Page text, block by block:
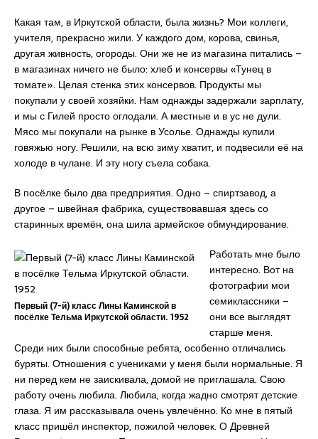
Какая там, в Иркутской области, была жизнь? Мои коллеги,
учителя, прекрасно жили. У каждого дом, корова, свинья,
другая живность, огороды. Они же не из магазина питались –
в магазинах ничего не было: хлеб и консервы «Тунец в
томате». Целая стенка этих консервов. Продукты мы
покупали у своей хозяйки. Нам однажды задержали зарплату,
и мы с Гилей просто оглодали. А местные и в ус не дули.
Мясо мы покупали на рынке в Усолье. Однажды купили
говяжью ногу. Решили, на всю зиму хватит, и подвесили её на
холоде в чулане. И эту ногу съела собака.
В посёлке было два предприятия. Одно – спиртзавод, а
другое – швейная фабрика, существовавшая здесь со
старинных времён, она шила армейское обмундирование.
Первый (7-й) класс Лины Каминской в
посёлке Тельма Иркутской области. 1952
Работать мне было
интересно. Вот на
фотографии мои
семиклассники –
они все выглядят
старше меня.
Среди них были способные ребята, особенно отличались
буряты. Отношения с учениками у меня были нормальные. Я
ни перед кем не заискивала, домой не приглашала. Свою
работу очень любила. Любила, когда жадно смотрят детские
глаза. Я им рассказывала очень увлечённо. Ко мне в пятый
класс пришёл инспектор, пожилой человек. О Древней